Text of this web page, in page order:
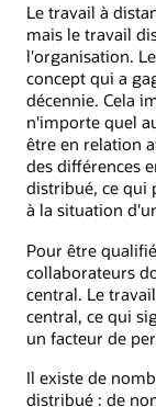
Le travail à
mais le travail
l'organisation.
concept qui a
décennie. Cela
n'importe quel
être en relation
des différences
distribué, ce qui
à la situation
Pour être
collaborateurs
central. Le
central, ce qui
un facteur de
Il existe de
distribué : de